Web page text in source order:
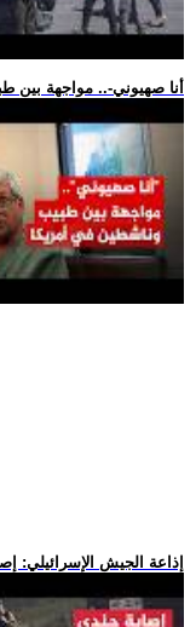
.. -أنا صهيوني-.. مواجهة
.. إذاعة الجيش الإسرائيلي: